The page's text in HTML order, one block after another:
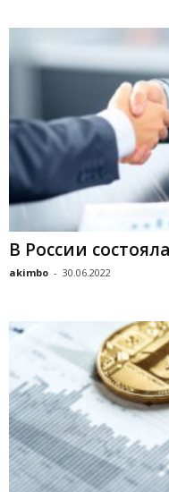
В России
akimbo - 30.06.2022